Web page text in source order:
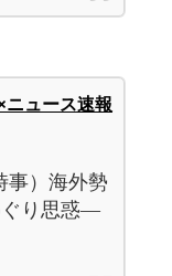
ニュース速報
）海外勢
り思惑―